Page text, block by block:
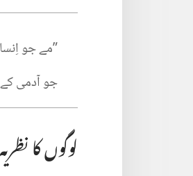
‏”‏مے جو
جو آدمی
لوگوں کا